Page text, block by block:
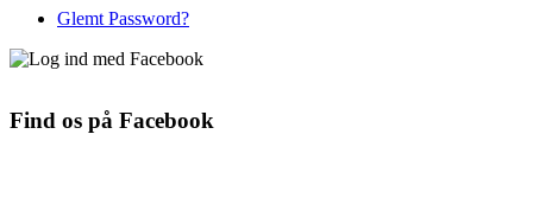
Glemt Password?
Find os på Facebook